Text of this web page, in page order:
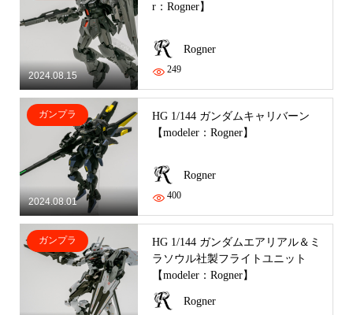
2024.08.15
r：Rogner】
Rogner
249
2024.08.01
ガンプラ
HG 1/144 ガンダムキャリバーン
【modeler：Rogner】
Rogner
400
ガンプラ
HG 1/144 ガンダムエアリアル＆ミ
ラソウル社製フライトユニット
【modeler：Rogner】
Rogner